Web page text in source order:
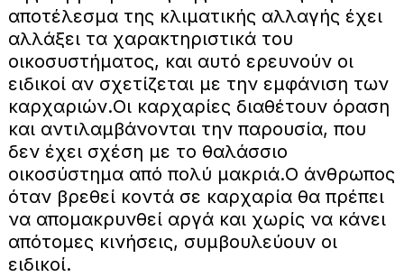
αποτέλεσμα της κλιματικής αλλαγής έχει
αλλάξει τα χαρακτηριστικά του
οικοσυστήματος, και αυτό ερευνούν οι
ειδικοί αν σχετίζεται με την εμφάνιση των
καρχαριών.Οι καρχαρίες διαθέτουν όραση
και αντιλαμβάνονται την παρουσία, που
δεν έχει σχέση με το θαλάσσιο
οικοσύστημα από πολύ μακριά.Ο άνθρωπος
όταν βρεθεί κοντά σε καρχαρία θα πρέπει
να απομακρυνθεί αργά και χωρίς να κάνει
απότομες κινήσεις, συμβουλεύουν οι
ειδικοί.